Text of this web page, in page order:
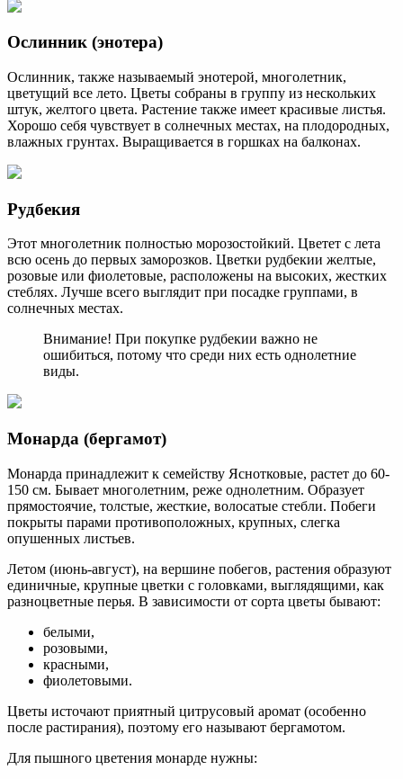
Ослинник (энотера)
Ослинник, также называемый энотерой, многолетник,
цветущий все лето. Цветы собраны в группу из нескольких
штук, желтого цвета. Растение также имеет красивые листья.
Хорошо себя чувствует в солнечных местах, на плодородных,
влажных грунтах. Выращивается в горшках на балконах.
Рудбекия
Этот многолетник полностью морозостойкий. Цветет с лета
всю осень до первых заморозков. Цветки рудбекии желтые,
розовые или фиолетовые, расположены на высоких, жестких
стеблях. Лучше всего выглядит при посадке группами, в
солнечных местах.
Внимание! При покупке рудбекии важно не
ошибиться, потому что среди них есть однолетние
виды.
Монарда (бергамот)
Монарда принадлежит к семейству Яснотковые, растет до 60-
150 см. Бывает многолетним, реже однолетним. Образует
прямостоячие, толстые, жесткие, волосатые стебли. Побеги
покрыты парами противоположных, крупных, слегка
опушенных листьев.
Летом (июнь-август), на вершине побегов, растения образуют
единичные, крупные цветки с головками, выглядящими, как
разноцветные перья. В зависимости от сорта цветы бывают:
белыми,
розовыми,
красными,
фиолетовыми.
Цветы источают приятный цитрусовый аромат (особенно
после растирания), поэтому его называют бергамотом.
Для пышного цветения монарде нужны: